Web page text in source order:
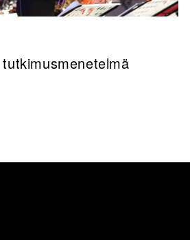
Lisää tietoa tämän